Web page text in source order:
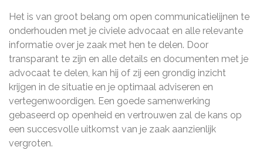
Het is van groot belang om open communicatielijnen te
onderhouden met je civiele advocaat en alle relevante
informatie over je zaak met hen te delen. Door
transparant te zijn en alle details en documenten met je
advocaat te delen, kan hij of zij een grondig inzicht
krijgen in de situatie en je optimaal adviseren en
vertegenwoordigen. Een goede samenwerking
gebaseerd op openheid en vertrouwen zal de kans op
een succesvolle uitkomst van je zaak aanzienlijk
vergroten.